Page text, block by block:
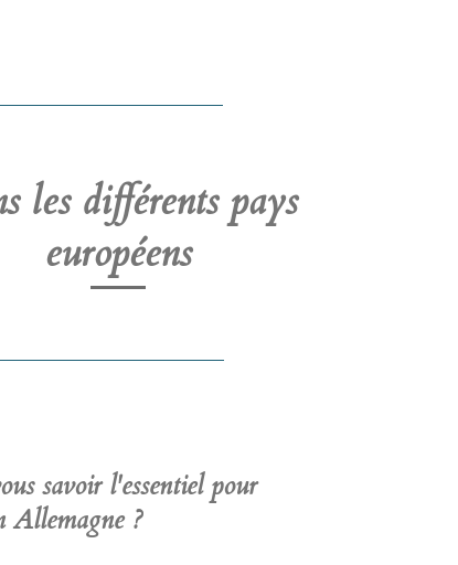
les différents pays
européens
savoir l'essentiel pour
Allemagne?